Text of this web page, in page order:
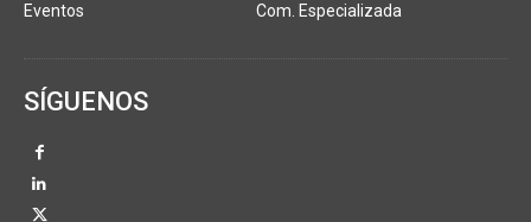
Eventos
Com. Especializada
SÍGUENOS